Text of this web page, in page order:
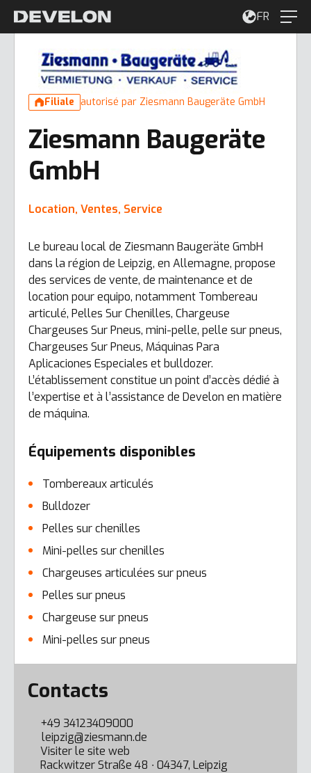
FR
Filiale autorisé par Ziesmann Baugeräte GmbH
Ziesmann Baugeräte
GmbH
Location, Ventes, Service
Le bureau local de Ziesmann Baugeräte GmbH
dans la région de Leipzig, en Allemagne, propose
des services de vente, de maintenance et de
location pour equipo, notamment Tombereau
articulé, Pelles Sur Chenilles, Chargeuse
Chargeuses Sur Pneus, mini-pelle, pelle sur pneus,
Chargeuses Sur Pneus, Máquinas Para
Aplicaciones Especiales et bulldozer.
L’établissement constitue un point d’accès dédié à
l’expertise et à l’assistance de Develon en matière
de máquina.
Équipements disponibles
Tombereaux articulés
Bulldozer
Pelles sur chenilles
Mini-pelles sur chenilles
Chargeuses articulées sur pneus
Pelles sur pneus
Chargeuse sur pneus
Mini-pelles sur pneus
Error here
Contacts
+49 34123409000
leipzig@ziesmann.de
Visiter le site web
Rackwitzer Straße 48 ∙ 04347, Leipzig